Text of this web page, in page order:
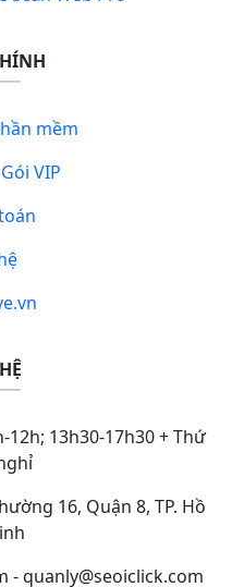
mềm
VIP
12h; 13h30-17h30 + Thứ
16, Quận 8, TP. Hồ
quanly@seoiclick.com